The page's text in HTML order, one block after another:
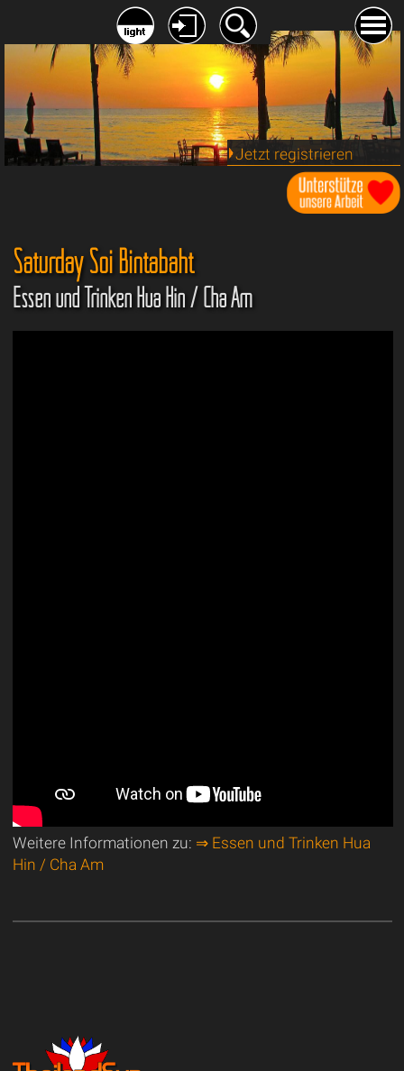
Jetzt registrieren
Saturday Soi Bintabaht
Essen und Trinken Hua Hin / Cha Am
Weitere Informationen zu: ⇒ Essen und Trinken Hua
Hin / Cha Am